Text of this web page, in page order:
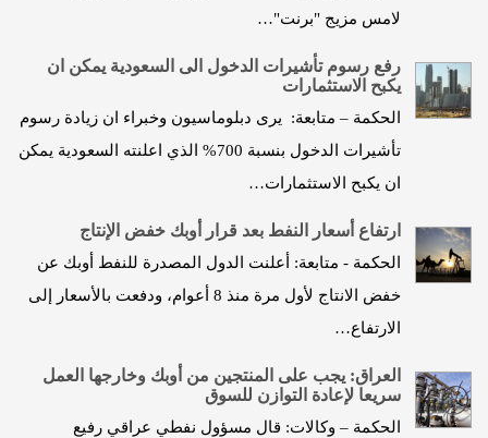
لامس مزيج "برنت"…
رفع رسوم تأشيرات الدخول الى السعودية يمكن ان
يكبح الاستثمارات
الحكمة – متابعة: يرى دبلوماسيون وخبراء ان زيادة رسوم
تأشيرات الدخول بنسبة 700% الذي اعلنته السعودية يمكن
ان يكبح الاستثمارات…
ارتفاع أسعار النفط بعد قرار أوبك خفض الإنتاج
الحكمة - متابعة: أعلنت الدول المصدرة للنفط أوبك عن
خفض الانتاج لأول مرة منذ 8 أعوام، ودفعت بالأسعار إلى
الارتفاع…
العراق: يجب على المنتجين من أوبك وخارجها العمل
سريعا لإعادة التوازن للسوق
الحكمة – وكالات: قال مسؤول نفطي عراقي رفيع